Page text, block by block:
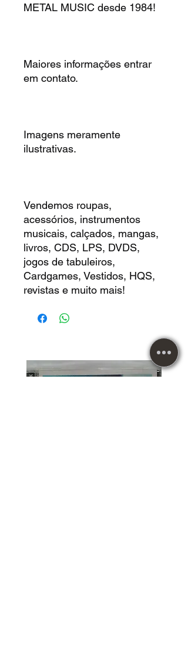
METAL MUSIC desde 1984!
Maiores informações entrar
em contato.
Imagens meramente
ilustrativas.
Vendemos roupas,
acessórios, instrumentos
musicais, calçados, mangas,
livros, CDS, LPS, DVDS,
jogos de tabuleiros,
Cardgames, Vestidos, HQS,
revistas e muito mais!